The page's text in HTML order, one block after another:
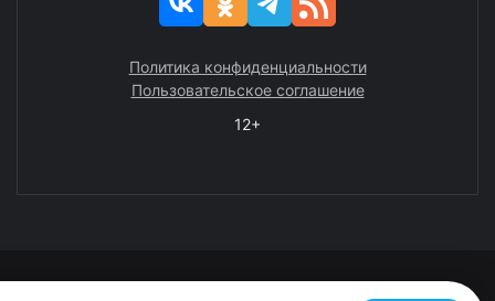
Политика конфиденциальности
Пользовательское соглашение
12+